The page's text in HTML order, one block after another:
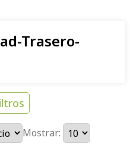
Trasero-
Mostrar: